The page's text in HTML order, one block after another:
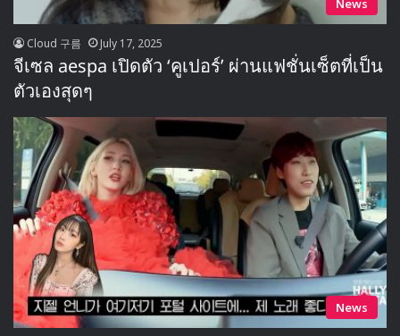
Cloud 구름 July 17, 2025
จีเซล aespa เปิดตัว ‘คูเปอร์’ ผ่านแฟชั่นเซ็ตที่เป็น
ตัวเองสุดๆ
News